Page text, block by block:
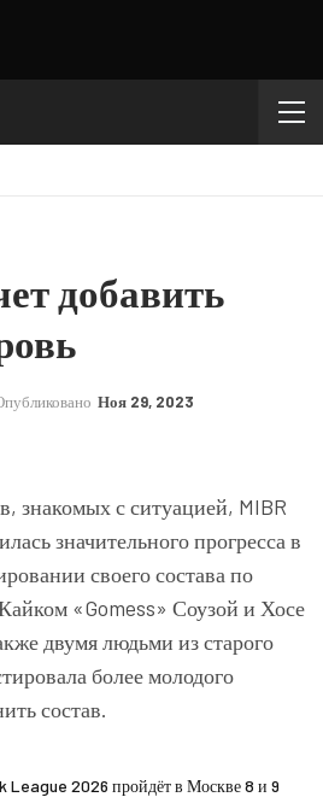
добавить
Ноя 29, 2023
знакомых с ситуацией, MIBR
значительного прогресса в
своего состава по
«Gomess» Соузой и Хосе
двумя людьми из старого
более молодого
состав.
League 2026 пройдёт в Москве 8 и 9